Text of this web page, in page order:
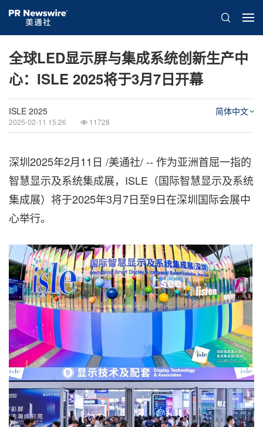
全球LED显示屏与集成系统创新生产中
心：ISLE 2025将于3月7日开幕
ISLE 2025
2025-02-11 15:26 11728
简体中文
深圳2025年2月11日 /美通社/ -- 作为亚洲首屈一指的
智慧显示及系统集成展， ISLE （国际智慧显示及系统
集成展）将于2025年3月7日至9日在深圳国际会展中
心举行。